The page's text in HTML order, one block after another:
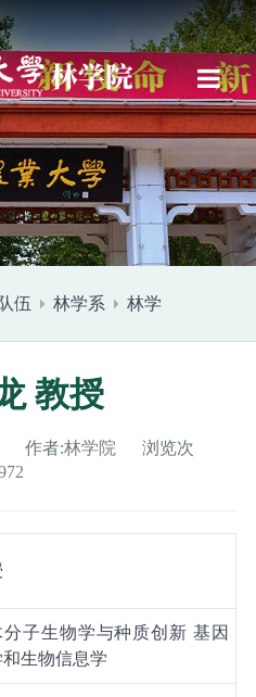
伍 林学系 林学
教授
作者:林学院
浏览次
分子生物学与种质创新 基因
生物信息学